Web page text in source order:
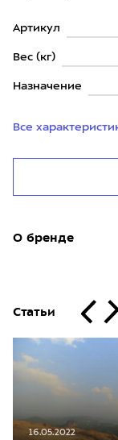
Артикул
Вес (кг)
Назначение
Все
О бренде
Статьи
16.05.2022